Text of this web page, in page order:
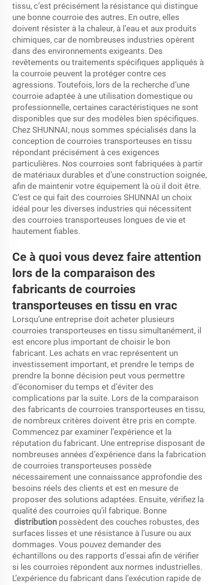
tissu, c’est précisément la résistance qui distingue
une bonne courroie des autres. En outre, elles
doivent résister à la chaleur, à l’eau et aux produits
chimiques, car de nombreuses industries opèrent
dans des environnements exigeants. Des
revêtements ou traitements spécifiques appliqués à
la courroie peuvent la protéger contre ces
agressions. Toutefois, lors de la recherche d’une
courroie adaptée à une utilisation domestique ou
professionnelle, certaines caractéristiques ne sont
disponibles que sur des modèles bien spécifiques.
Chez SHUNNAI, nous sommes spécialisés dans la
conception de courroies transporteuses en tissu
répondant précisément à ces exigences
particulières. Nos courroies sont fabriquées à partir
de matériaux durables et d’une construction soignée,
afin de maintenir votre équipement là où il doit être.
C’est ce qui fait des courroies SHUNNAI un choix
idéal pour les diverses industries qui nécessitent
des courroies transporteuses longues de vie et
hautement fiables.
Ce à quoi vous devez faire attention
lors de la comparaison des
fabricants de courroies
transporteuses en tissu en vrac
Lorsqu’une entreprise doit acheter plusieurs
courroies transporteuses en tissu simultanément, il
est encore plus important de choisir le bon
fabricant. Les achats en vrac représentent un
investissement important, et prendre le temps de
prendre la bonne décision peut vous permettre
d’économiser du temps et d’éviter des
complications par la suite. Lors de la comparaison
des fabricants de courroies transporteuses en tissu,
de nombreux critères doivent être pris en compte.
Commencez par examiner l’expérience et la
réputation du fabricant. Une entreprise disposant de
nombreuses années d’expérience dans la fabrication
de courroies transporteuses possède
nécessairement une connaissance approfondie des
besoins réels des clients et est en mesure de
proposer des solutions adaptées. Ensuite, vérifiez la
qualité des courroies qu’il fabrique. Bonne
distribution possèdent des couches robustes, des
surfaces lisses et une résistance à l’usure ou aux
dommages. Vous pouvez demander des
échantillons ou des rapports d’essai afin de vérifier
si les courroies répondent aux normes industrielles.
L’expérience du fabricant dans l’exécution rapide de